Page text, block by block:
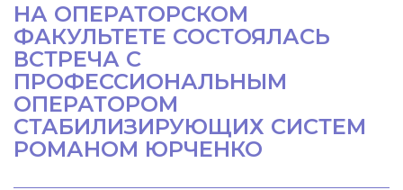
НА ОПЕРАТОРСКОМ
ФАКУЛЬТЕТЕ СОСТОЯЛАСЬ
ВСТРЕЧА С
ПРОФЕССИОНАЛЬНЫМ
ОПЕРАТОРОМ
СТАБИЛИЗИРУЮЩИХ СИСТЕМ
РОМАНОМ ЮРЧЕНКО